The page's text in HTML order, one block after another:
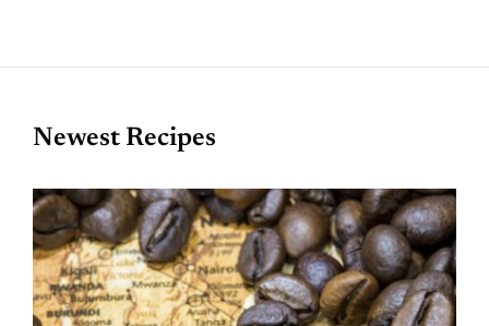
Newest Recipes